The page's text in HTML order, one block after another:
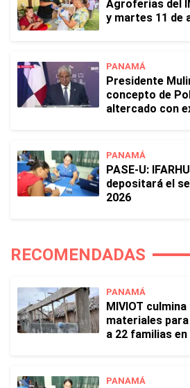
Agroferias del
y martes 11 de
PANAMÁ
Presidente
concepto de
altercado con
PANAMÁ
PASE-U:
depositará el
2026
RECOMENDADAS
PANAMÁ
MIVIOT
materiales
a 22 familias en
PANAMÁ